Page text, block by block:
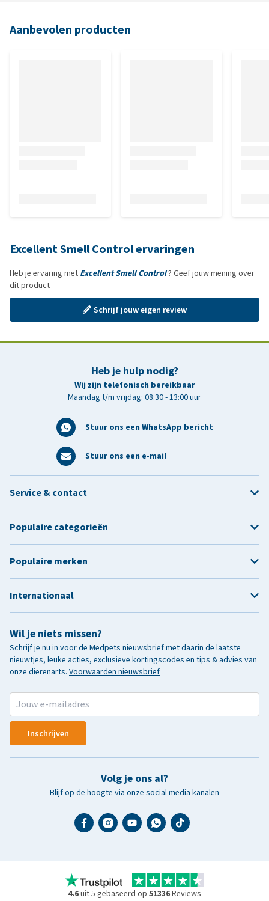
Aanbevolen producten
Excellent Smell Control ervaringen
Heb je ervaring met Excellent Smell Control? Geef jouw mening over
dit product
Schrijf jouw eigen review
Heb je hulp nodig?
Wij zijn telefonisch bereikbaar
Maandag t/m vrijdag: 08:30 - 13:00 uur
Stuur ons een WhatsApp bericht
Stuur ons een e-mail
Wil je niets missen?
Schrijf je nu in voor de Medpets nieuwsbrief met daarin de laatste
nieuwtjes, leuke acties, exclusieve kortingscodes en tips & advies van
onze dierenarts. Voorwaarden nieuwsbrief
Inschrijven
Volg je ons al?
Blijf op de hoogte via onze social media kanalen
Service & contact
Populaire categorieën
Populaire merken
Internationaal
4.6uit 5 gebaseerd op 51336Reviews